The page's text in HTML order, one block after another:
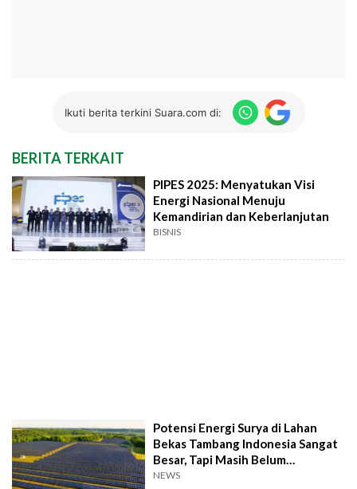
Ikuti berita terkini Suara.com di:
BERITA TERKAIT
PIPES 2025: Menyatukan Visi
Energi Nasional Menuju
Kemandirian dan Keberlanjutan
BISNIS
Potensi Energi Surya di Lahan
Bekas Tambang Indonesia Sangat
Besar, Tapi Masih Belum
Dimaksimalkan
NEWS